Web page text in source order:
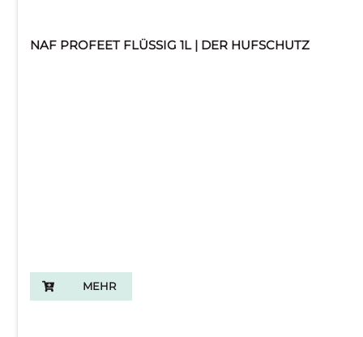
NAF PROFEET FLÜSSIG 1L | DER HUFSCHUTZ
MEHR